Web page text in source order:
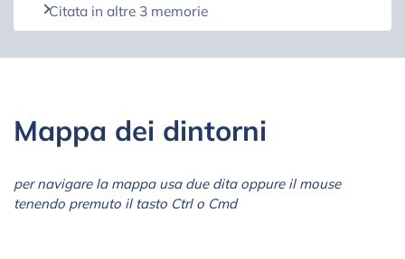
Citata in altre 3 memorie
Mappa dei dintorni
per navigare la mappa usa due dita oppure il mouse
tenendo premuto il tasto Ctrl o Cmd